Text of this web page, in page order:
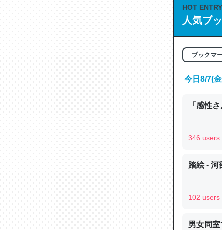
これは
の伏線
やすく強
の600分
─ニュー
HOT ENTRY
人気ブ
ブックマ
今日8/7(
「感性
346 users
踏絵 - 河
102 users
男女同